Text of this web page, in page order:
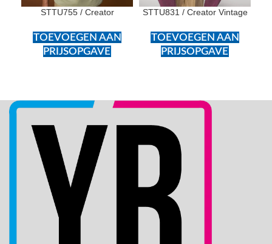
STTU755 / Creator
TOEVOEGEN AAN
PRIJSOPGAVE
STTU831 / Creator Vintage
TOEVOEGEN AAN
PRIJSOPGAVE